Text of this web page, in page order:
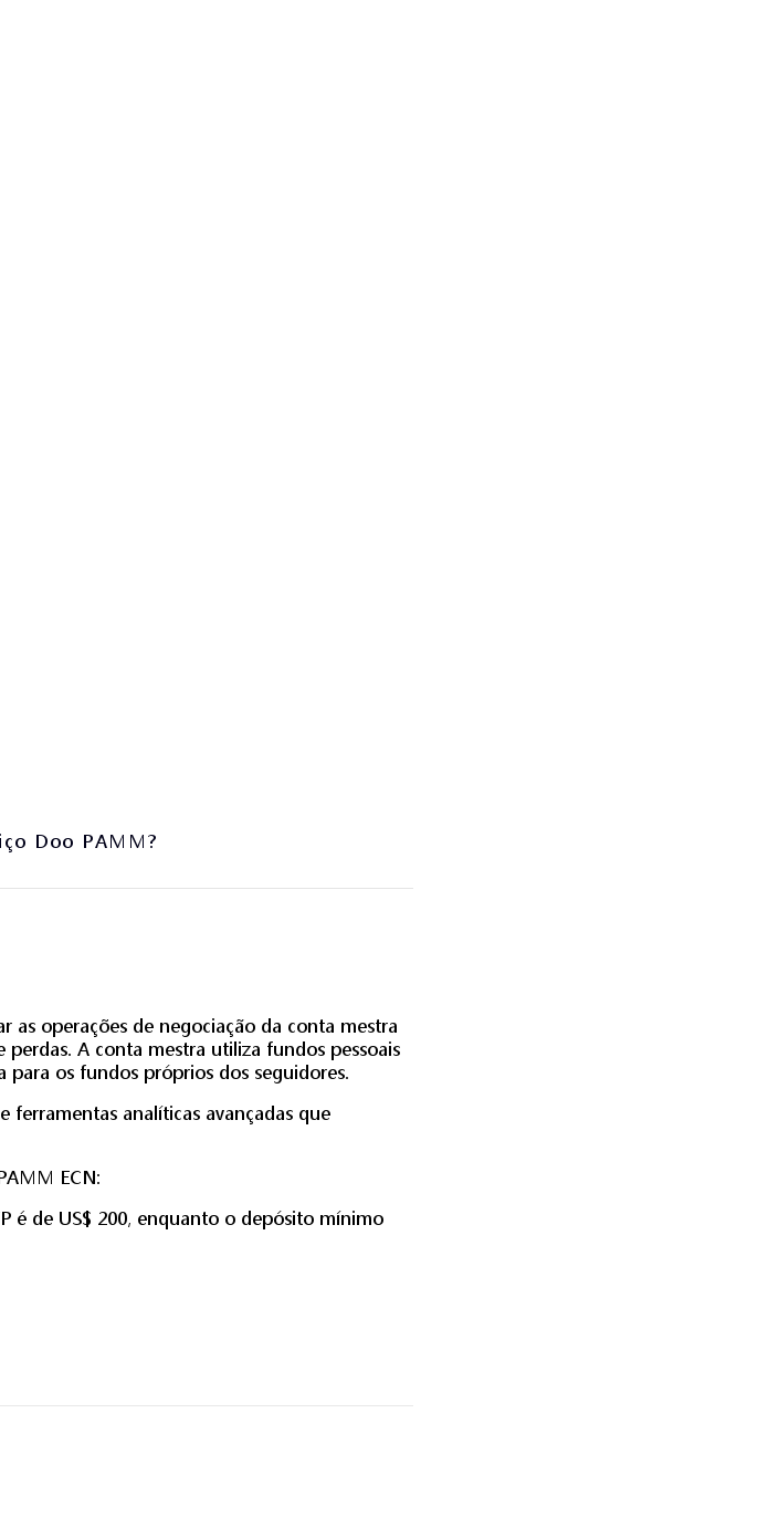
Doo PAMM?
as operações de negociação da conta mestra
A conta mestra utiliza fundos pessoais
os fundos próprios dos seguidores.
ferramentas analíticas avançadas que
ECN:
é de US$ 200, enquanto o depósito mínimo